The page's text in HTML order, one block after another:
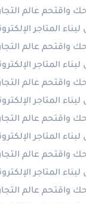
واقتحم عالم
المتاجر
واقتحم عالم
المتاجر
واقتحم عالم
المتاجر
واقتحم عالم
المتاجر
واقتحم عالم
المتاجر
واقتحم عالم